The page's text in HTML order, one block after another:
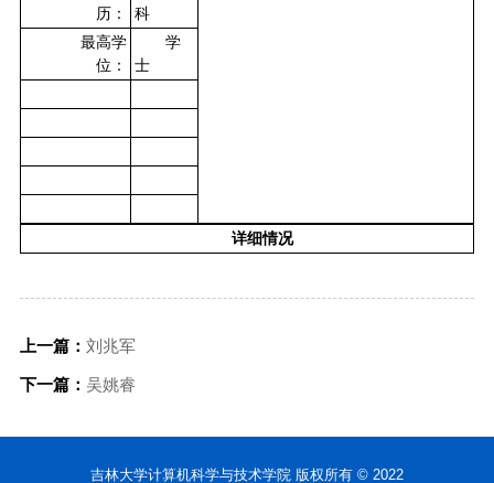
历：
科
最高学
位：
学
士
详细情况
上一篇： 刘兆军
下一篇： 吴姚睿
吉林大学计算机科学与技术学院 版权所有 © 2022